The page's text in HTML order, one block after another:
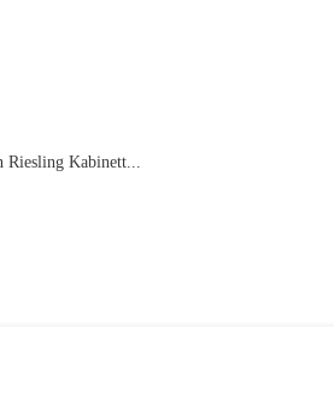
Riesling Kabinett...